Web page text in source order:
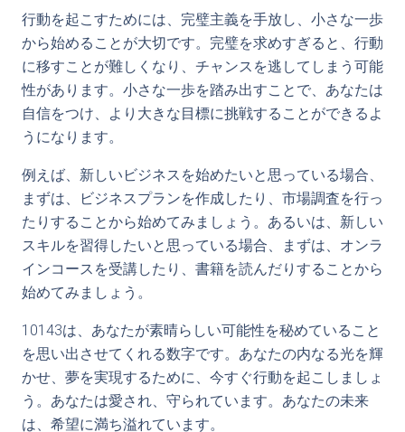
行動を起こすためには、完璧主義を手放し、小さな一歩
から始めることが大切です。完璧を求めすぎると、行動
に移すことが難しくなり、チャンスを逃してしまう可能
性があります。小さな一歩を踏み出すことで、あなたは
自信をつけ、より大きな目標に挑戦することができるよ
うになります。
例えば、新しいビジネスを始めたいと思っている場合、
まずは、ビジネスプランを作成したり、市場調査を行っ
たりすることから始めてみましょう。あるいは、新しい
スキルを習得したいと思っている場合、まずは、オンラ
インコースを受講したり、書籍を読んだりすることから
始めてみましょう。
10143は、あなたが素晴らしい可能性を秘めていること
を思い出させてくれる数字です。あなたの内なる光を輝
かせ、夢を実現するために、今すぐ行動を起こしましょ
う。あなたは愛され、守られています。あなたの未来
は、希望に満ち溢れています。